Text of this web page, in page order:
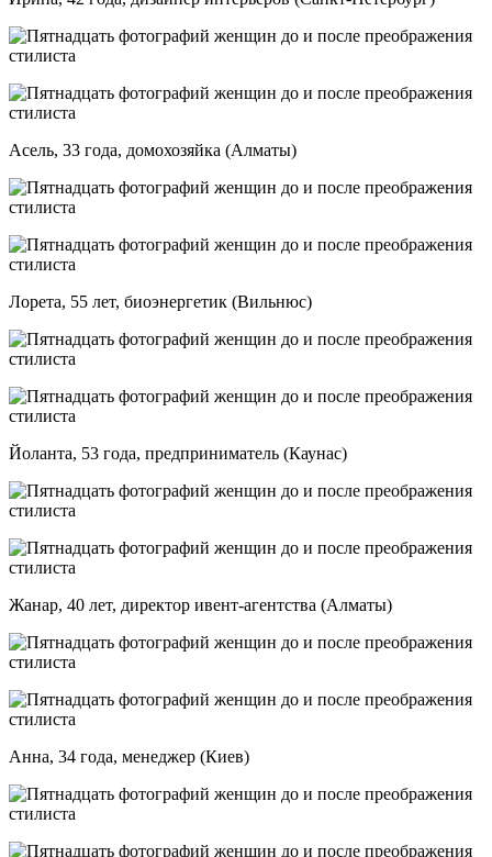
Асель, 33 года, домохозяйка (Алматы)
Лорета, 55 лет, биоэнергетик (Вильнюс)
Йоланта, 53 года, предприниматель (Каунас)
Жанар, 40 лет, директор ивент-агентства (Алматы)
Анна, 34 года, менеджер (Киев)